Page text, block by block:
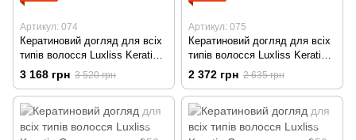
Артикул: 074
Кератиновий догляд для всіх
типів волосся Luxliss Keratin
Care, шампунь 250 мл +
кондиціонер 200 мл +
сироватка 50 мл + спрей 50
мл
3 168 грн 3 520 грн
Артикул: 075
Кератиновий догляд для всіх
типів волосся Luxliss Keratin
Care, шампунь 250 мл +
кондиціонер 200 мл +
сироватка з олією марули 55
мл
2 372 грн 2 635 грн